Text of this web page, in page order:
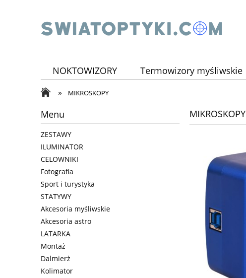
NOKTOWIZORY Termowizory myśliwskie
TELESKOPY
» MIKROSKOPY
Menu
ZESTAWY
ILUMINATOR
CELOWNIKI
Fotografia
Sport i turystyka
STATYWY
Akcesoria myśliwskie
Akcesoria astro
LATARKA
Montaż
Dalmierż
Kolimator
MIKROSKOPY